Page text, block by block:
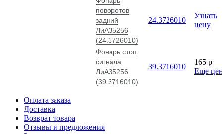
поворотов
задний
ЛиАЗ5256
(24.3726010)
24.3726010
Узнать
цену
Фонарь стоп
сигнала
ЛиАЗ5256
(39.3716010)
39.3716010
165 p
Еще
Оплата заказа
Доставка
Возврат товара
Отзывы и предложения